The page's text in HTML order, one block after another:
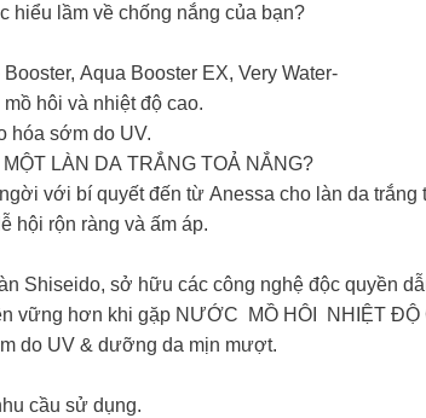
hiểu lầm về chống nắng của bạn?
Aqua Booster EX, Very Water-
hôi và nhiệt độ cao.
hóa sớm do UV.
LÀN DA TRẮNG TOẢ NẮNG?
với bí quyết đến từ Anessa cho làn da
hội rộn ràng và ấm áp.
Shiseido, sở hữu các công nghệ độc quyền
vững hơn khi gặp NƯỚC MỒ HÔI NHIỆT ĐỘ
do UV & dưỡng da mịn mượt.
cầu sử dụng.